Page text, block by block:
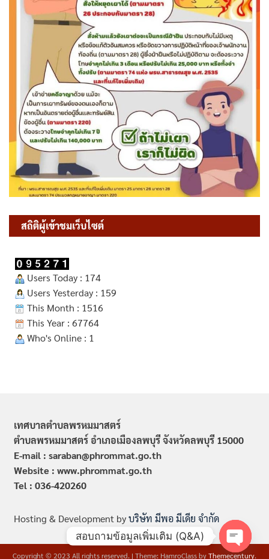
สถิติผู้เข้าชมเว็บไซต์
Users Today : 174
Users Yesterday : 159
This Month : 1516
This Year : 67764
Who's Online : 1
เทศบาลตำบลพรหมมาสตร์
ตำบลพรหมมาสตร์ อำเภอเมืองลพบุรี จังหวัดลพบุรี 15000
E-mail : saraban@phrommat.go.th
Website : www.phrommat.go.th
Tel : 036-420260
Hosting & Development byบริษัท มีพอ มีเดีย จำกัด
Copyright © 2023 All rights reserved. | Theme: HamroClass byThemecentury.
สอบถามข้อมูลเพิ่มเติม (Q&A)